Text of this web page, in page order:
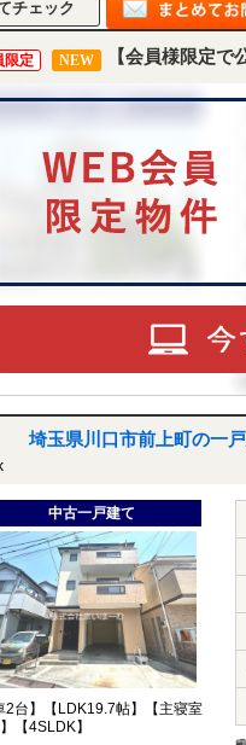
限定 NEW 【会員様限定で
埼玉県川口市前上町の一
中古一戸建て
2台】【LDK19.7帖】【主寝室
【4SLDK】